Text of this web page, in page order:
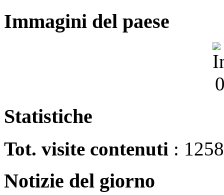
Immagini del paese
Statistiche
Tot. visite contenuti :
Notizie del giorno